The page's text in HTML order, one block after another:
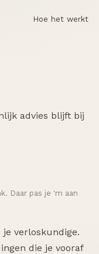
Hoe het werkt
advies blijft bij
Daar pas je 'm aan
verloskundige.
die je vooraf